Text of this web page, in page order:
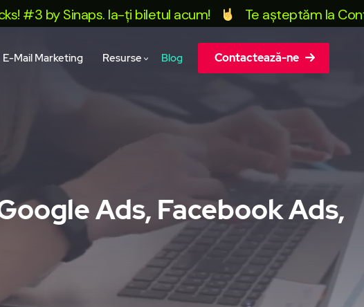
by Sinaps. Ia-ți biletul acum! Te așteptăm la
E-Mail Marketing Resurse Blog Contactează-ne
Ads, Facebook Ads,